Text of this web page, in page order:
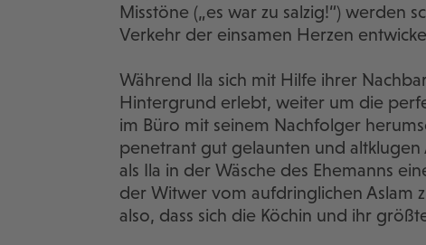
Misstöne („es war zu salzig!“) werden
Verkehr der einsamen Herzen
Während Ila sich mit Hilfe ihrer
Hintergrund erlebt, weiter um die
im Büro mit seinem Nachfolger
penetrant gut gelaunten und
als Ila in der Wäsche des Ehemanns
der Witwer vom aufdringlichen Aslam
also, dass sich die Köchin und ihr